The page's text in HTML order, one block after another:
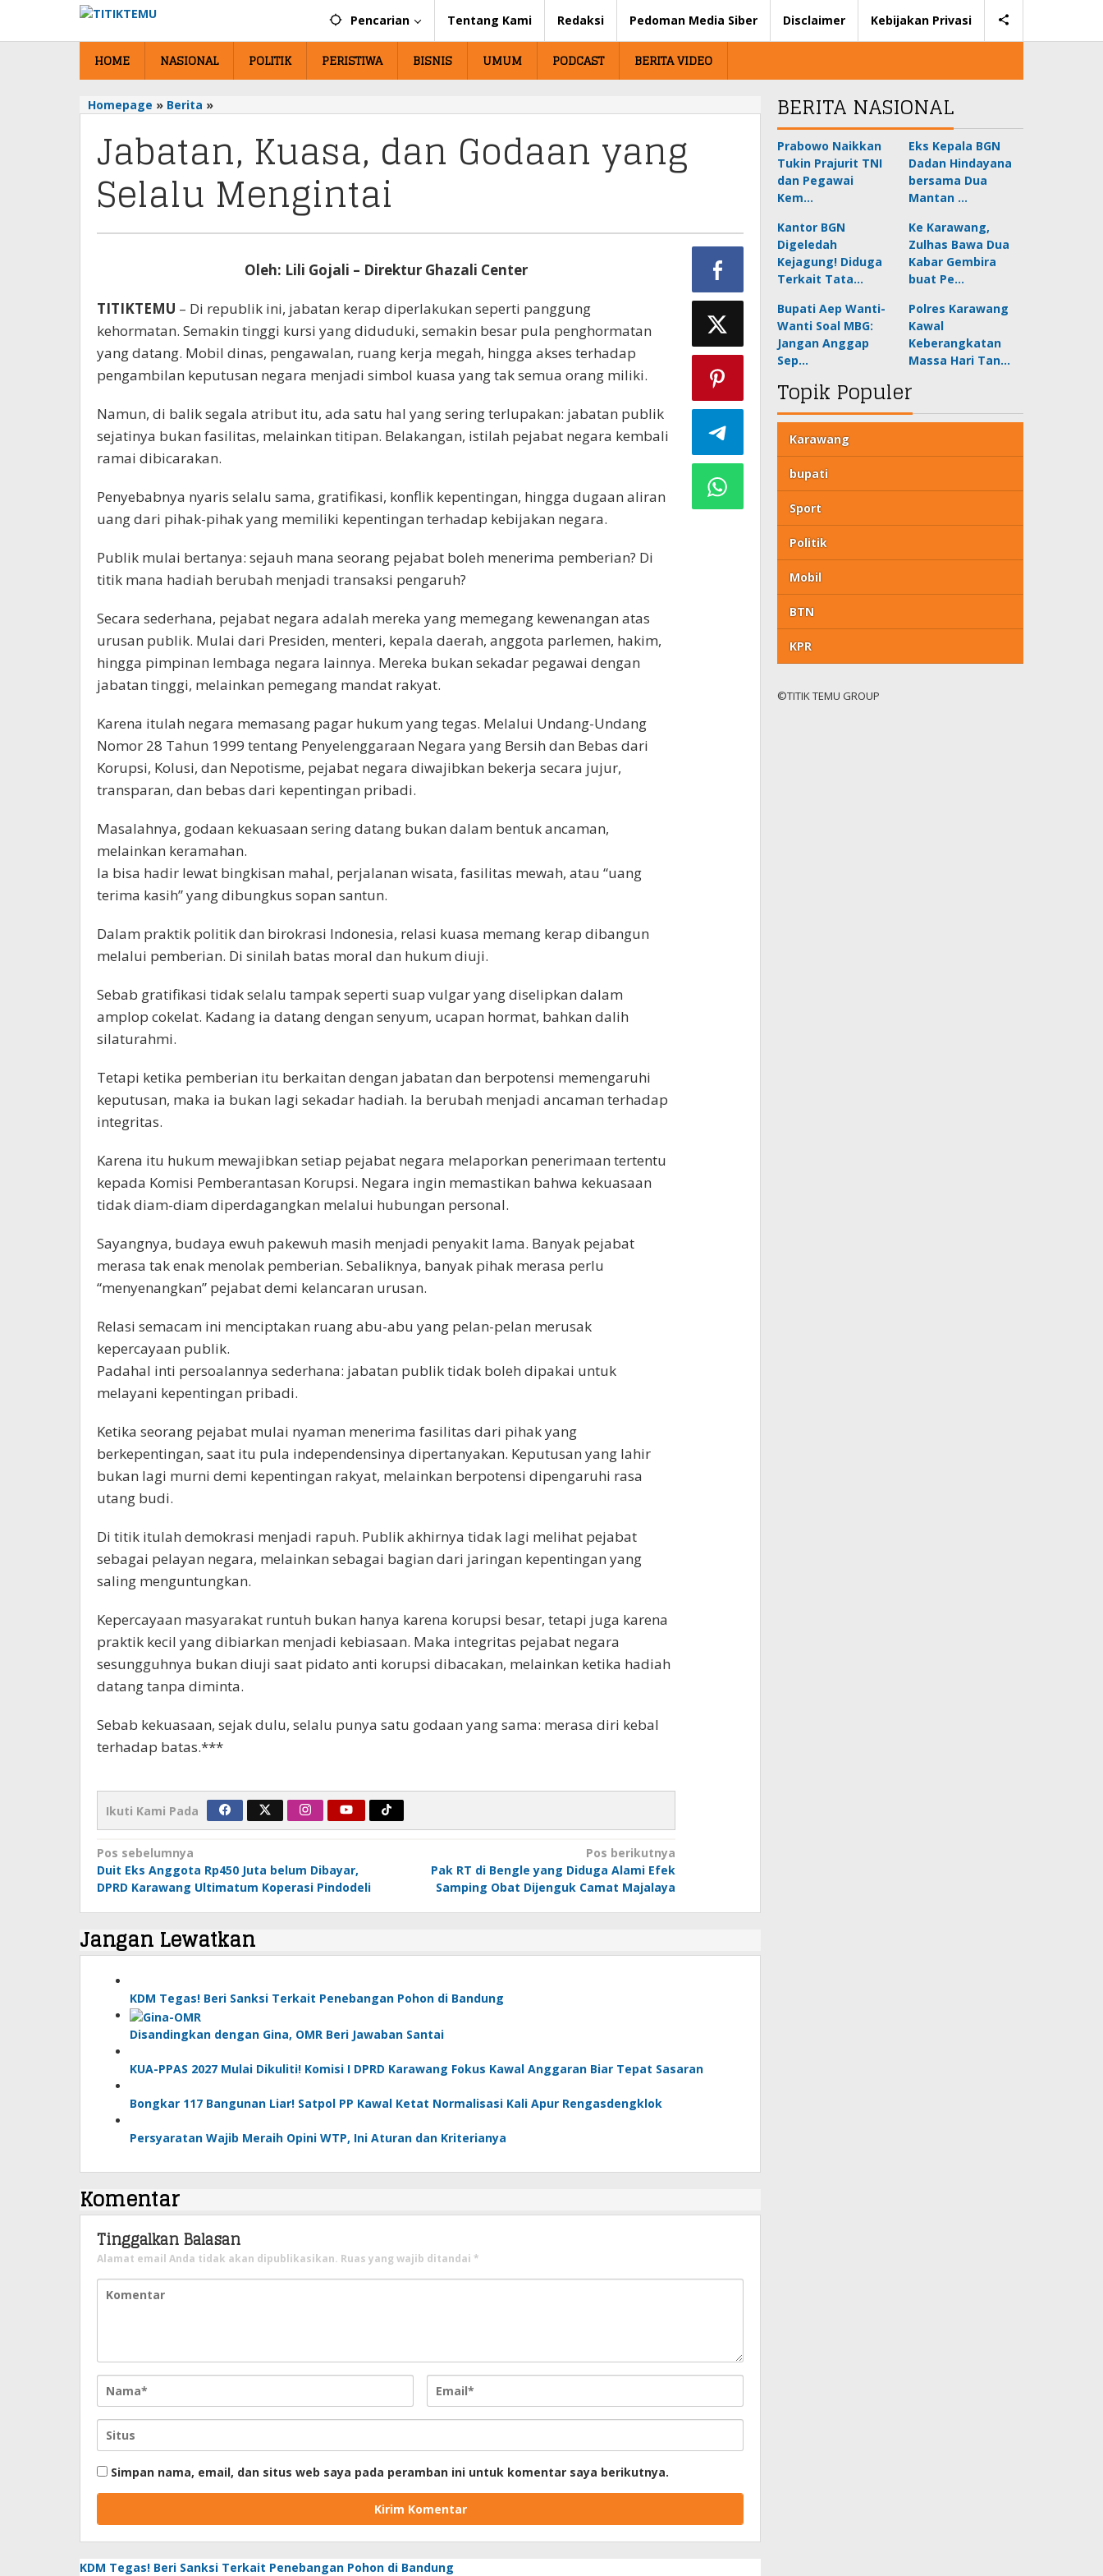
konten
Pencarian Tentang Kami Redaksi Pedoman Media Siber Disclaimer Kebijakan Privasi
HOME NASIONAL POLITIK PERISTIWA BISNIS UMUM PODCAST BERITA VIDEO
Homepage » Berita »
Godaan
yang
Selalu
Mengintai
Jabatan, Kuasa, dan Godaan yang
Selalu Mengintai
Oleh: Lili Gojali – Direktur Ghazali Center
TITIKTEMU – Di republik ini, jabatan kerap diperlakukan seperti panggung
kehormatan. Semakin tinggi kursi yang diduduki, semakin besar pula penghormatan
yang datang. Mobil dinas, pengawalan, ruang kerja megah, hingga akses terhadap
pengambilan keputusan negara menjadi simbol kuasa yang tak semua orang miliki.
Namun, di balik segala atribut itu, ada satu hal yang sering terlupakan: jabatan publik
sejatinya bukan fasilitas, melainkan titipan. Belakangan, istilah pejabat negara kembali
ramai dibicarakan.
Penyebabnya nyaris selalu sama, gratifikasi, konflik kepentingan, hingga dugaan aliran
uang dari pihak-pihak yang memiliki kepentingan terhadap kebijakan negara.
Publik mulai bertanya: sejauh mana seorang pejabat boleh menerima pemberian? Di
titik mana hadiah berubah menjadi transaksi pengaruh?
Secara sederhana, pejabat negara adalah mereka yang memegang kewenangan atas
urusan publik. Mulai dari Presiden, menteri, kepala daerah, anggota parlemen, hakim,
hingga pimpinan lembaga negara lainnya. Mereka bukan sekadar pegawai dengan
jabatan tinggi, melainkan pemegang mandat rakyat.
Karena itulah negara memasang pagar hukum yang tegas. Melalui Undang-Undang
Nomor 28 Tahun 1999 tentang Penyelenggaraan Negara yang Bersih dan Bebas dari
Korupsi, Kolusi, dan Nepotisme, pejabat negara diwajibkan bekerja secara jujur,
transparan, dan bebas dari kepentingan pribadi.
Masalahnya, godaan kekuasaan sering datang bukan dalam bentuk ancaman,
melainkan keramahan.
Ia bisa hadir lewat bingkisan mahal, perjalanan wisata, fasilitas mewah, atau “uang
terima kasih” yang dibungkus sopan santun.
Dalam praktik politik dan birokrasi Indonesia, relasi kuasa memang kerap dibangun
melalui pemberian. Di sinilah batas moral dan hukum diuji.
Sebab gratifikasi tidak selalu tampak seperti suap vulgar yang diselipkan dalam
amplop cokelat. Kadang ia datang dengan senyum, ucapan hormat, bahkan dalih
silaturahmi.
Tetapi ketika pemberian itu berkaitan dengan jabatan dan berpotensi memengaruhi
keputusan, maka ia bukan lagi sekadar hadiah. Ia berubah menjadi ancaman terhadap
integritas.
Karena itu hukum mewajibkan setiap pejabat negara melaporkan penerimaan tertentu
kepada Komisi Pemberantasan Korupsi. Negara ingin memastikan bahwa kekuasaan
tidak diam-diam diperdagangkan melalui hubungan personal.
Sayangnya, budaya ewuh pakewuh masih menjadi penyakit lama. Banyak pejabat
merasa tak enak menolak pemberian. Sebaliknya, banyak pihak merasa perlu
“menyenangkan” pejabat demi kelancaran urusan.
Relasi semacam ini menciptakan ruang abu-abu yang pelan-pelan merusak
kepercayaan publik.
Padahal inti persoalannya sederhana: jabatan publik tidak boleh dipakai untuk
melayani kepentingan pribadi.
Ketika seorang pejabat mulai nyaman menerima fasilitas dari pihak yang
berkepentingan, saat itu pula independensinya dipertanyakan. Keputusan yang lahir
bukan lagi murni demi kepentingan rakyat, melainkan berpotensi dipengaruhi rasa
utang budi.
Di titik itulah demokrasi menjadi rapuh. Publik akhirnya tidak lagi melihat pejabat
sebagai pelayan negara, melainkan sebagai bagian dari jaringan kepentingan yang
saling menguntungkan.
Kepercayaan masyarakat runtuh bukan hanya karena korupsi besar, tetapi juga karena
praktik kecil yang dibiarkan menjadi kebiasaan. Maka integritas pejabat negara
sesungguhnya bukan diuji saat pidato anti korupsi dibacakan, melainkan ketika hadiah
datang tanpa diminta.
Sebab kekuasaan, sejak dulu, selalu punya satu godaan yang sama: merasa diri kebal
terhadap batas.***
Ikuti Kami Pada
Navigasi
pos
Pos sebelumnya
Duit Eks Anggota Rp450 Juta belum Dibayar,
DPRD Karawang Ultimatum Koperasi Pindodeli
Pos berikutnya
Pak RT di Bengle yang Diduga Alami Efek
Samping Obat Dijenguk Camat Majalaya
Jangan Lewatkan
KDM Tegas! Beri Sanksi Terkait Penebangan Pohon di Bandung
Disandingkan dengan Gina, OMR Beri Jawaban Santai
KUA-PPAS 2027 Mulai Dikuliti! Komisi I DPRD Karawang Fokus Kawal Anggaran Biar Tepat Sasaran
Bongkar 117 Bangunan Liar! Satpol PP Kawal Ketat Normalisasi Kali Apur Rengasdengklok
Persyaratan Wajib Meraih Opini WTP, Ini Aturan dan Kriterianya
Komentar
Tinggalkan Balasan
Alamat email Anda tidak akan dipublikasikan. Ruas yang wajib ditandai *
Simpan nama, email, dan situs web saya pada peramban ini untuk komentar saya berikutnya.
KDM Tegas! Beri Sanksi Terkait Penebangan Pohon di Bandung
BERITA NASIONAL
Prabowo Naikkan
Tukin Prajurit TNI
dan Pegawai
Kem…
Eks Kepala BGN
Dadan Hindayana
bersama Dua
Mantan …
Kantor BGN
Digeledah
Kejagung! Diduga
Terkait Tata…
Ke Karawang,
Zulhas Bawa Dua
Kabar Gembira
buat Pe…
Bupati Aep Wanti-
Wanti Soal MBG:
Jangan Anggap
Sep…
Polres Karawang
Kawal
Keberangkatan
Massa Hari Tan…
Topik Populer
Karawang
bupati
Sport
Politik
Mobil
BTN
KPR
©TITIK TEMU GROUP